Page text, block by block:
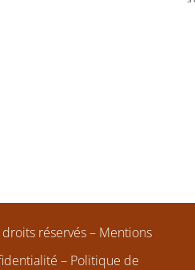
réservés – Mentions
– Politique de